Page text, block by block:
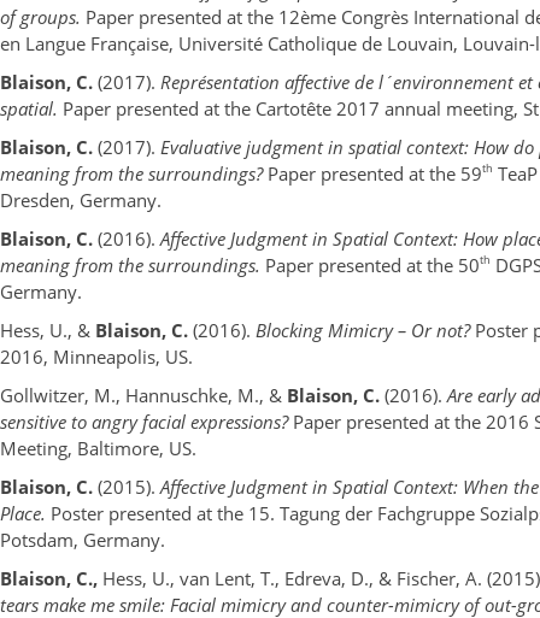
of groups. Paper presented at the 12ème Congrès International
en Langue Française, Université Catholique de Louvain,
Blaison, C. (2017). Représentation affective de l´environnement et
spatial. Paper presented at the Cartotête 2017 annual meeting,
Blaison, C. (2017). Evaluative judgment in spatial context: How do
meaning from the surroundings?Paper presented at the 59th
Dresden, Germany.
Blaison, C. (2016).Affective Judgment in Spatial Context: How
meaning from the surroundings. Paper presented at the 50th
Germany.
Hess, U., & Blaison, C. (2016). Blocking Mimicry – Or not?Poster
2016, Minneapolis, US.
Gollwitzer, M., Hannuschke, M., & Blaison, C. (2016).Are early
sensitive to angry facial expressions?Paper presented at the 2016
Meeting, Baltimore, US.
Blaison, C. (2015).Affective Judgment in Spatial Context: When
Place. Poster presented at the 15. Tagung der Fachgruppe
Potsdam, Germany.
Blaison, C., Hess, U., van Lent, T., Edreva, D., & Fischer, A.
tears make me smile: Facial mimicry and counter-mimicry of out-